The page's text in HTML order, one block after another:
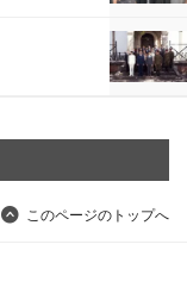
このページのトップへ